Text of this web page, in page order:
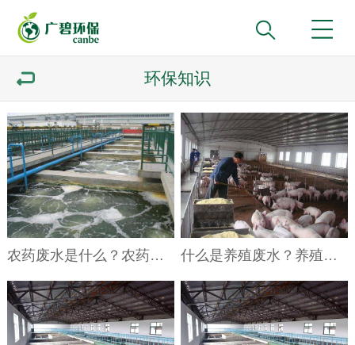
环保知识
农药废水是什么？农药废水特点与处理工艺 什么是养殖废水？养殖废水处理工艺